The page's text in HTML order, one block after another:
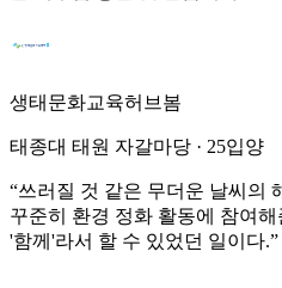
생태문화교육허브봄
태종대 태원 자갈마당 · 25입양
“쓰러질 것 같은 무더운 날씨의
꾸준히 환경 정화 활동에 참여
'함께'라서 할 수 있었던 일이다.”